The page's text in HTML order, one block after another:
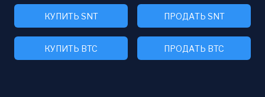
КУПИТЬ SNT ПРОДАТЬ SNT
КУПИТЬ BTC ПРОДАТЬ BTC